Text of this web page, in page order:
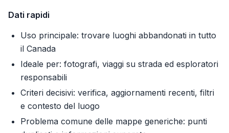
Dati rapidi
Uso principale: trovare luoghi abbandonati in tutto
il Canada
Ideale per: fotografi, viaggi su strada ed esploratori
responsabili
Criteri decisivi: verifica, aggiornamenti recenti, filtri
e contesto del luogo
Problema comune delle mappe generiche: punti